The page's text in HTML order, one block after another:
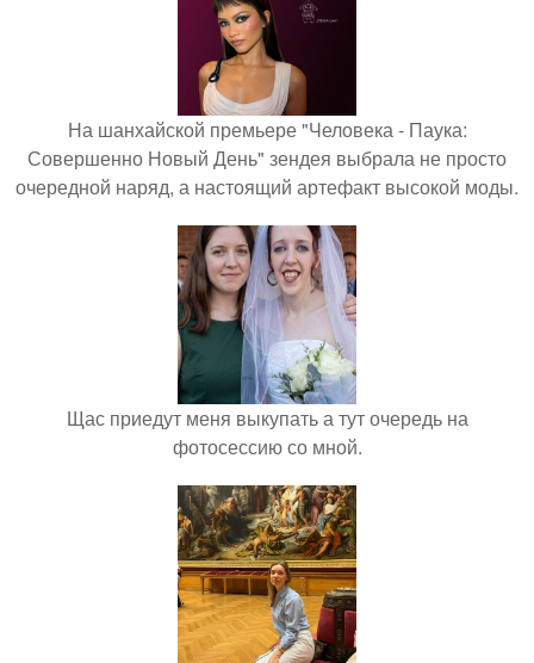
На шанхайской премьере "Человека - Паука:
Совершенно Новый День" зендея выбрала не просто
очередной наряд, а настоящий артефакт высокой моды.
Щас приедут меня выкупать а тут очередь на
фотосессию со мной.